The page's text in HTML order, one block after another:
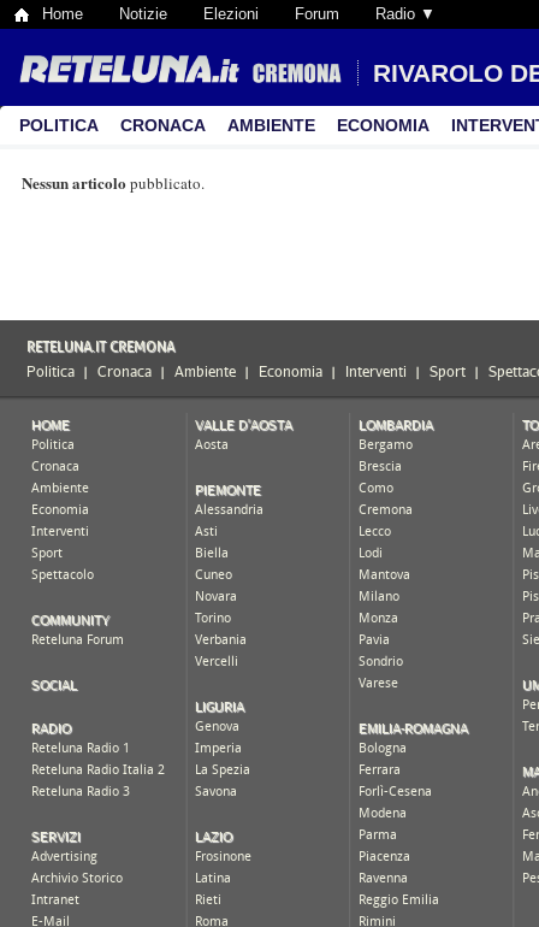
Home Notizie Elezioni Forum Radio ▼
RIVAROLO
POLITICA CRONACA AMBIENTE ECONOMIA
Nessun articolo pubblicato.